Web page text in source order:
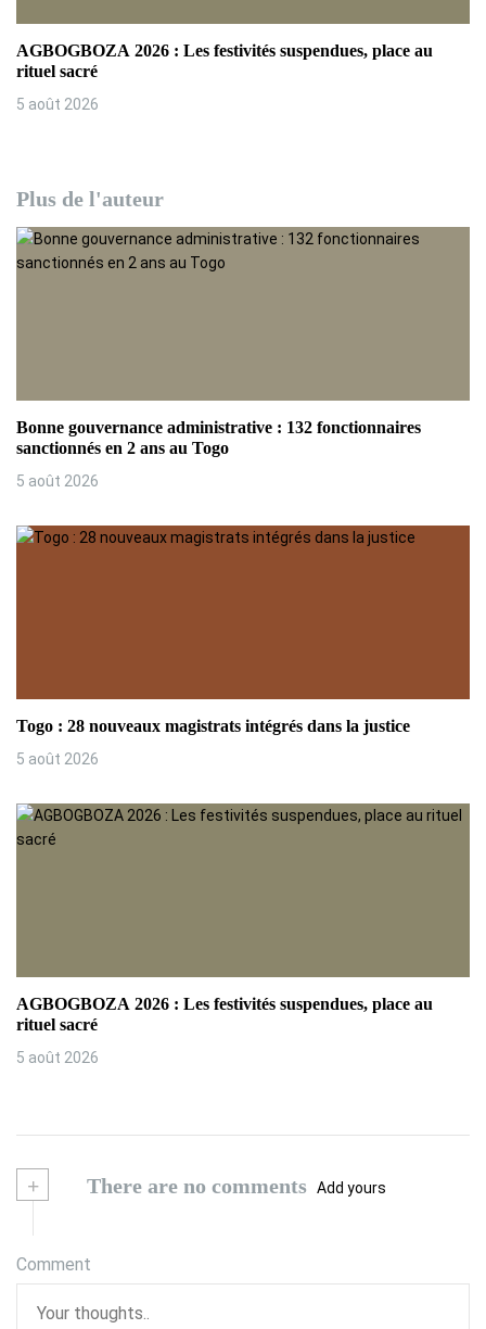
AGBOGBOZA 2026 : Les festivités suspendues, place au
rituel sacré
5 août 2026
Plus de l'auteur
Bonne gouvernance administrative : 132 fonctionnaires
sanctionnés en 2 ans au Togo
5 août 2026
Togo : 28 nouveaux magistrats intégrés dans la justice
5 août 2026
AGBOGBOZA 2026 : Les festivités suspendues, place au
rituel sacré
5 août 2026
+ There are no comments Add yours
Comment